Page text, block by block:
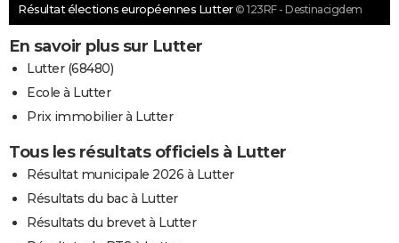
Résultat élections européennes Lutter © 123RF - Destinacigdem
En savoir plus sur Lutter
Lutter (68480)
Ecole à Lutter
Prix immobilier à Lutter
Tous les résultats officiels à Lutter
Résultat municipale 2026 à Lutter
Résultats du bac à Lutter
Résultats du brevet à Lutter